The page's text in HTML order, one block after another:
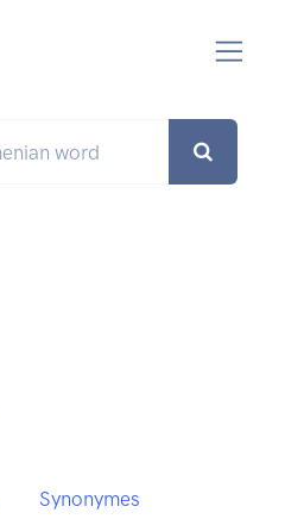
Synonymes